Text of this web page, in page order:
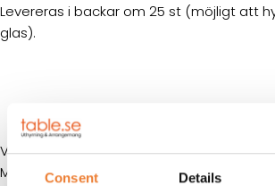
Consent Details
Levereras i backar om 25 st (möjligt att
glas).
VOLYM: 35 cl
MÅTT: H 10,7 cm Ø 8,9 cm